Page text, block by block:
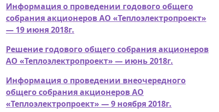
Информация о проведении годового общего
собрания акционеров АО «Теплоэлектропроект»
— 19 июня 2018г.
Решение годового общего собрания акционеров
АО «Теплоэлектропроект» — июнь 2018г.
Информация о проведении внеочередного
общего собрания акционеров АО
«Теплоэлектропроект» — 9 ноября 2018г.